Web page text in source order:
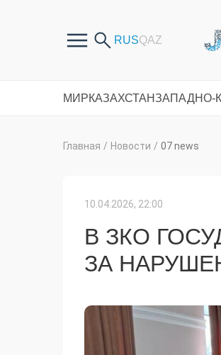
МИРКАЗАХСТАНЗАПАДНО-
Главная / Новости / 07 news
10.04.2026, 22:00
В ЗКО
ЗА